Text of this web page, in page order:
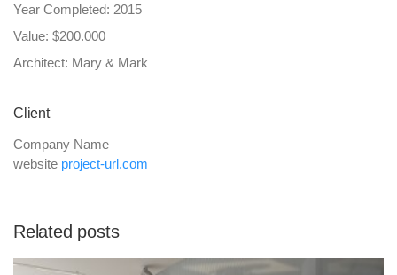
Year Completed: 2015
Value: $200.000
Architect: Mary & Mark
Client
Company Name
website project-url.com
Related posts